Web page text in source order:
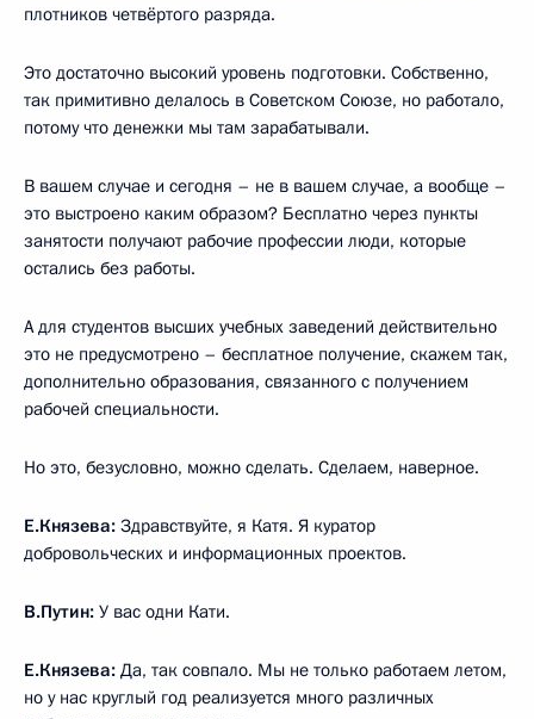
плотников четвёртого разряда.
Это достаточно высокий уровень подготовки. Собственно,
так примитивно делалось в Советском Союзе, но работало,
потому что денежки мы там зарабатывали.
В вашем случае и сегодня – не в вашем случае, а вообще –
это выстроено каким образом? Бесплатно через пункты
занятости получают рабочие профессии люди, которые
остались без работы.
А для студентов высших учебных заведений действительно
это не предусмотрено – бесплатное получение, скажем так,
дополнительно образования, связанного с получением
рабочей специальности.
Но это, безусловно, можно сделать. Сделаем, наверное.
Е.Князева: Здравствуйте, я Катя. Я куратор
добровольческих и информационных проектов.
В.Путин: У вас одни Кати.
Е.Князева: Да, так совпало. Мы не только работаем летом,
но у нас круглый год реализуется много различных